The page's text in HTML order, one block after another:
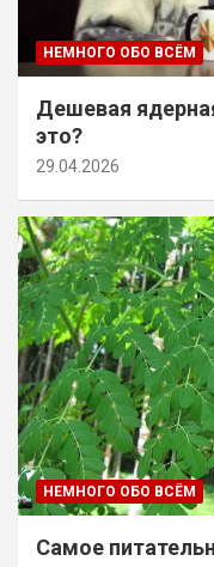
НЕМНОГО ОБО ВСЁМ
Дешевая
это?
29.04.2026
НЕМНОГО ОБО ВСЁМ
Самое